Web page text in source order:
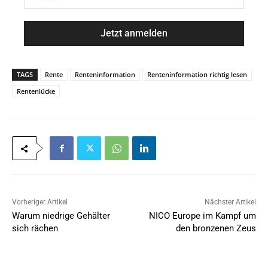
a
M
a
l
TAGS Rente Renteninformation
Renteninformation richtig lesen
Rentenlücke
Vorheriger Artikel
Warum niedrige Gehälter
sich rächen
Nächster Artikel
NICO Europe im Kampf um
den bronzenen Zeus